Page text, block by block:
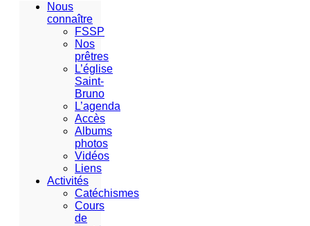
Nous
connaître
FSSP
Nos
prêtres
L’église
Saint-
Bruno
L’agenda
Accès
Albums
photos
Vidéos
Liens
Activités
Catéchismes
Cours
de